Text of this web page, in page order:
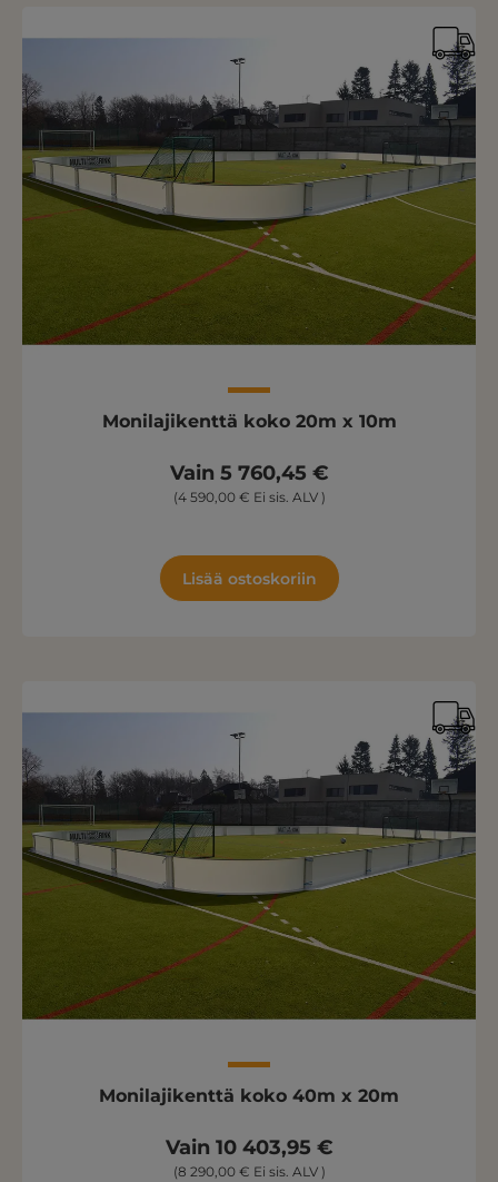
Monilajikenttä koko 20m x 10m
Vain 5 760,45 €
(4 590,00 € Ei sis. ALV )
Lisää ostoskoriin
Monilajikenttä koko 40m x 20m
Vain 10 403,95 €
(8 290,00 € Ei sis. ALV )